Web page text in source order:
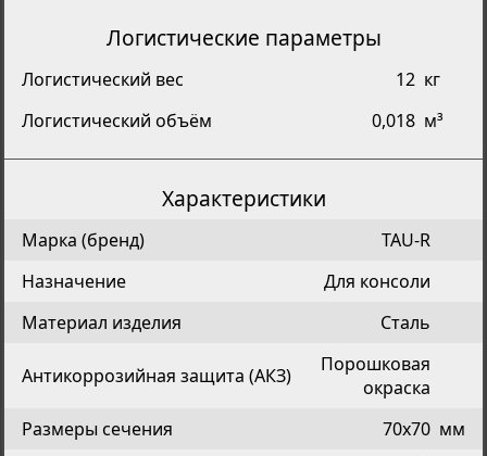
Логистические параметры
Логистический вес 12 кг
Логистический объём
0,018 м³
Характеристики
Марка (бренд)
TAU-R
Назначение
Для консоли
Материал изделия
Сталь
Антикоррозийная защита (АКЗ)
Порошковая
окраска
Размеры сечения
70х70 мм